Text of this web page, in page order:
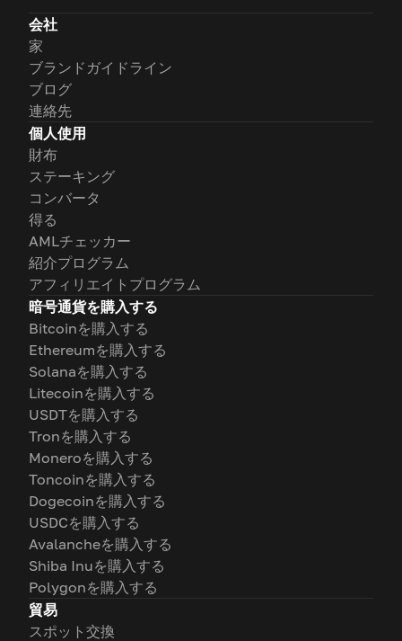
会社
家
ブランドガイドライン
ブログ
連絡先
個人使用
財布
ステーキング
コンバータ
得る
AMLチェッカー
紹介プログラム
アフィリエイトプログラム
暗号通貨を購入する
Bitcoinを購入する
Ethereumを購入する
Solanaを購入する
Litecoinを購入する
USDTを購入する
Tronを購入する
Moneroを購入する
Toncoinを購入する
Dogecoinを購入する
USDCを購入する
Avalancheを購入する
Shiba Inuを購入する
Polygonを購入する
貿易
スポット交換